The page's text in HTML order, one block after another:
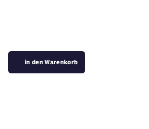
in den Warenkorb